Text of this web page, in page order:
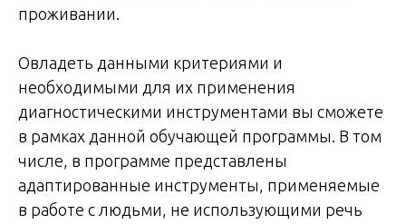
проживании.
Овладеть данными критериями и
необходимыми для их применения
диагностическими инструментами вы сможете
в рамках данной обучающей программы. В том
числе, в программе представлены
адаптированные инструменты, применяемые
в работе с людьми, не использующими речь